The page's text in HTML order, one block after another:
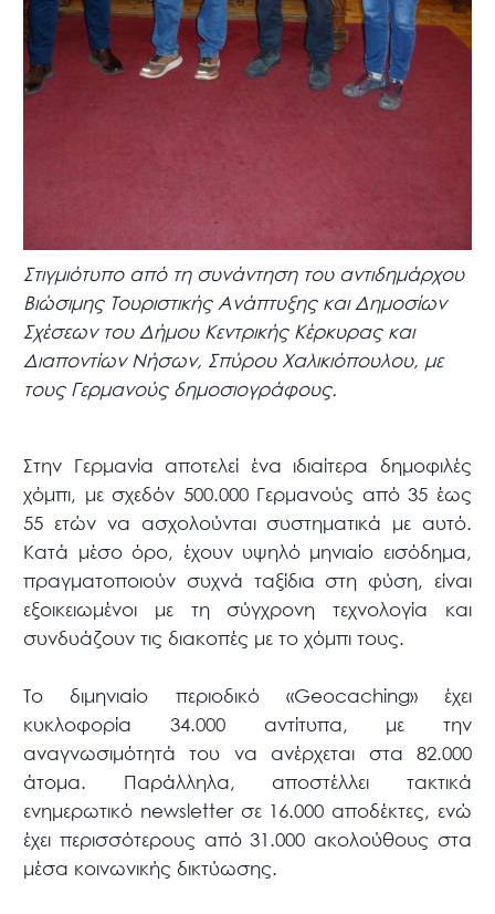
Στιγμιότυπο από τη συνάντηση του αντιδημάρχου
Βιώσιμης Τουριστικής Ανάπτυξης και Δημοσίων
Σχέσεων του Δήμου Κεντρικής Κέρκυρας και
Διαποντίων Νήσων, Σπύρου Χαλικιόπουλου, με
τους Γερμανούς δημοσιογράφους.
Στην Γερμανία αποτελεί ένα ιδιαίτερα δημοφιλές
χόμπι, με σχεδόν 500.000 Γερμανούς από 35 έως
55 ετών να ασχολούνται συστηματικά με αυτό.
Κατά μέσο όρο, έχουν υψηλό μηνιαίο εισόδημα,
πραγματοποιούν συχνά ταξίδια στη φύση, είναι
εξοικειωμένοι με τη σύγχρονη τεχνολογία και
συνδυάζουν τις διακοπές με το χόμπι τους.
Το διμηνιαίο περιοδικό «Geocaching» έχει
κυκλοφορία 34.000 αντίτυπα, με την
αναγνωσιμότητά του να ανέρχεται στα 82.000
άτομα. Παράλληλα, αποστέλλει τακτικά
ενημερωτικό newsletter σε 16.000 αποδέκτες, ενώ
έχει περισσότερους από 31.000 ακολούθους στα
μέσα κοινωνικής δικτύωσης.